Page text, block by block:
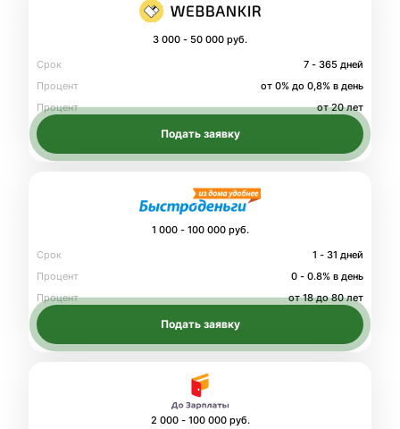
3 000 - 50 000 руб.
Срок
7 - 365 дней
Процент
от 0% до 0,8% в день
Процент
от 20 лет
Подать заявку
1 000 - 100 000 руб.
Срок
1 - 31 дней
Процент
0 - 0.8% в день
Процент
от 18 до 80 лет
Подать заявку
2 000 - 100 000 руб.